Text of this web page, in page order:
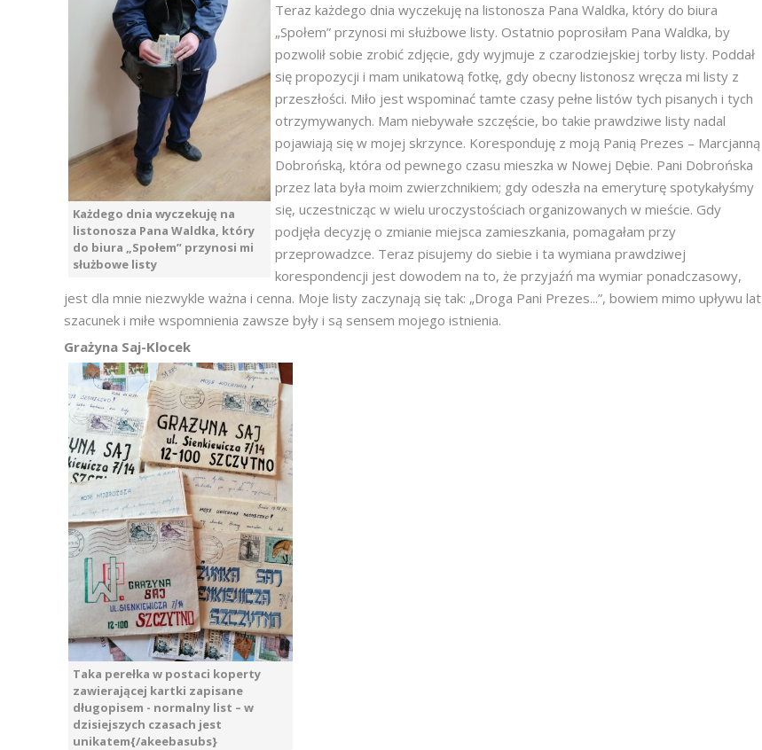
Każdego dnia wyczekuję na
listonosza Pana Waldka, który
do biura „Społem” przynosi mi
służbowe listy
Teraz każdego dnia wyczekuję na listonosza Pana Waldka, który do biura
„Społem” przynosi mi służbowe listy. Ostatnio poprosiłam Pana Waldka, by
pozwolił sobie zrobić zdjęcie, gdy wyjmuje z czarodziejskiej torby listy. Poddał
się propozycji i mam unikatową fotkę, gdy obecny listonosz wręcza mi listy z
przeszłości. Miło jest wspominać tamte czasy pełne listów tych pisanych i tych
otrzymywanych. Mam niebywałe szczęście, bo takie prawdziwe listy nadal
pojawiają się w mojej skrzynce. Koresponduję z moją Panią Prezes – Marcjanną
Dobrońską, która od pewnego czasu mieszka w Nowej Dębie. Pani Dobrońska
przez lata była moim zwierzchnikiem; gdy odeszła na emeryturę spotykałyśmy
się, uczestnicząc w wielu uroczystościach organizowanych w mieście. Gdy
podjęła decyzję o zmianie miejsca zamieszkania, pomagałam przy
przeprowadzce. Teraz pisujemy do siebie i ta wymiana prawdziwej
korespondencji jest dowodem na to, że przyjaźń ma wymiar ponadczasowy,
jest dla mnie niezwykle ważna i cenna. Moje listy zaczynają się tak: „Droga Pani Prezes...”, bowiem mimo upływu lat
szacunek i miłe wspomnienia zawsze były i są sensem mojego istnienia.
Grażyna Saj-Klocek
Taka perełka w postaci koperty
zawierającej kartki zapisane
długopisem - normalny list – w
dzisiejszych czasach jest
unikatem{/akeebasubs}